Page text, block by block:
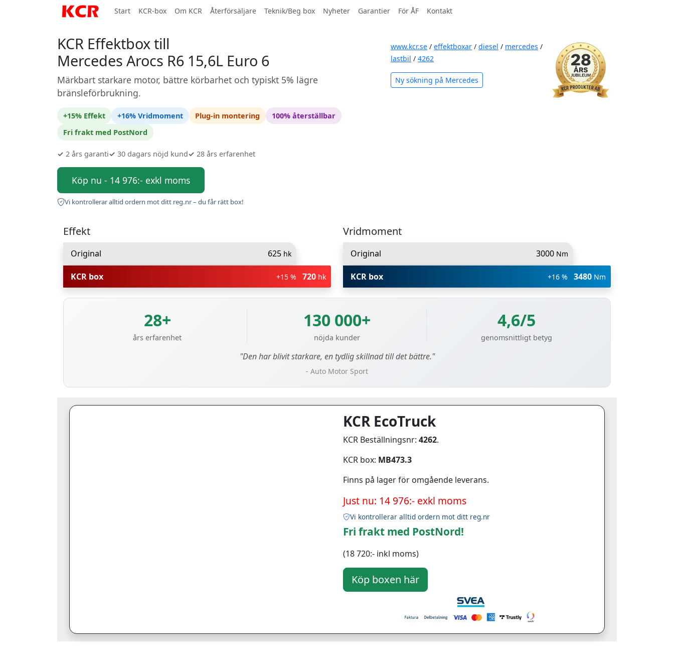
Start KCR-box Om KCR Återförsäljare Teknik/Beg box Nyheter Garantier För ÅF Kontakt
KCR Effektbox till
Mercedes Arocs R6 15,6L Euro 6
Märkbart starkare motor, bättre körbarhet och typiskt 5% lägre
bränsleförbrukning.
+15% Effekt +16% Vridmoment Plug-in montering
100% återställbar
Fri frakt med PostNord
✓ 2 års garanti✓ 30 dagars nöjd kund✓ 28 års erfarenhet
Köp nu - 14 976:- exkl moms
Vi kontrollerar alltid ordern mot ditt reg.nr – du får rätt box!
www.kcr.se / effektboxar / diesel / mercedes /
lastbil / 4262
Ny sökning på Mercedes
Effekt
Original 625 hk
KCR box +15 % 720 hk
Vridmoment
Original 3000 Nm
KCR box +16 % 3480 Nm
28+
års erfarenhet
130 000+
nöjda kunder
4,6/5
genomsnittligt betyg
"Den har blivit starkare, en tydlig skillnad till det bättre."
- Auto Motor Sport
KCR EcoTruck
KCR Beställningsnr: 4262.
KCR box: MB473.3
Finns på lager för omgående leverans.
Just nu: 14 976:- exkl moms
Vi kontrollerar alltid ordern mot ditt reg.nr
Fri frakt med PostNord!
(18 720:- inkl moms)